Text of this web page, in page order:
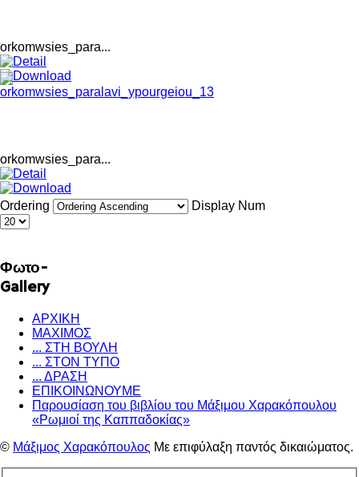
orkomwsies_para...
orkomwsies_para...
Ordering Display Num
Φωτο-
Gallery
ΑΡΧΙΚΗ
ΜΑΧΙΜΟΣ
... ΣΤΗ ΒΟΥΛΗ
... ΣΤΟΝ ΤΥΠΟ
... ΔΡΑΣΗ
ΕΠΙΚΟΙΝΩΝΟΥΜΕ
Παρουσίαση του βιβλίου του Μάξιμου Χαρακόπουλου
«Ρωμιοί της Καππαδοκίας»
© Μάξιμος Χαρακόπουλος Με επιφύλαξη παντός δικαιώματος.